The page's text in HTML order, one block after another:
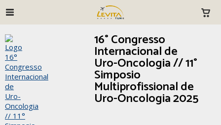
16° Congresso
Internacional de
Uro-Oncologia // 11°
Simposio
Multiprofissional de
Uro-Oncologia 2025